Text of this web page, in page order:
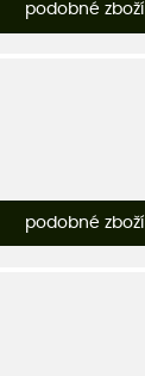
podobné zboží
podobné zboží